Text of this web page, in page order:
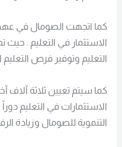
كما اتجهت الصومال في
التعليم وتوفير فرص التعليم
الاستثمارات في التعليم
التنموية للصومال وزيادة